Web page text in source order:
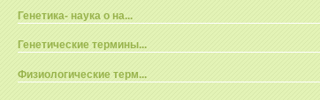
Генетика- наука о на...
Генетические термины...
Физиологические терм...